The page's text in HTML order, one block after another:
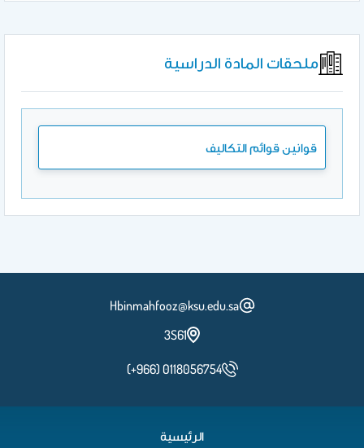
ملحقات المادة الدراسية
قوانين قوائم التكاليف
Hbinmahfooz@ksu.edu.sa
3S61
(+966) 0118056754
الرئيسية